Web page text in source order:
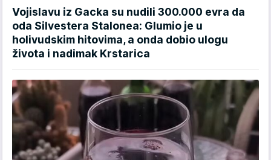
Vojislavu iz Gacka su nudili 300.000 evra da
oda Silvestera Stalonea: Glumio je u
holivudskim hitovima, a onda dobio ulogu
života i nadimak Krstarica